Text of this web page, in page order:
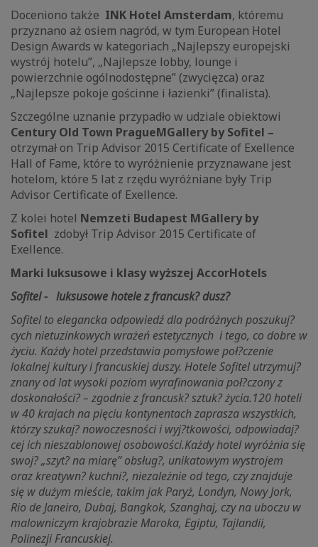
Doceniono także INK Hotel Amsterdam, któremu
przyznano aż osiem nagród, w tym European Hotel
Design Awards w kategoriach „Najlepszy europejski
wystrój hotelu”, „Najlepsze lobby, lounge i
powierzchnie ogólnodostępne” (zwycięzca) oraz
„Najlepsze pokoje gościnne i łazienki” (finalista).
Szczególne uznanie przypadło w udziale obiektowi
Century Old Town PragueMGallery by Sofitel –
otrzymał on Trip Advisor 2015 Certificate of Exellence
Hall of Fame, które to wyróżnienie przyznawane jest
hotelom, które 5 lat z rzędu wyróżniane były Trip
Advisor Certificate of Exellence.
Z kolei hotel Nemzeti Budapest MGallery by
Sofitel zdobył Trip Advisor 2015 Certificate of
Exellence.
Marki luksusowe i klasy wyższej AccorHotels
Sofitel - luksusowe hotele z francusk? dusz?
Sofitel to elegancka odpowiedź dla podróżnych poszukuj?
cych nietuzinkowych wrażeń estetycznych i tego, co dobre w
życiu. Każdy hotel przedstawia pomysłowe poł?czenie
lokalnej kultury i francuskiej duszy. Hotele Sofitel utrzymuj?
znany od lat wysoki poziom wyrafinowania poł?czony z
doskonałości? – zgodnie z francusk? sztuk? życia.120hoteli
w 40 krajach na pięciu kontynentach zaprasza wszystkich,
którzy szukaj? nowoczesności i wyj?tkowości, odpowiadaj?
cej ich nieszablonowej osobowości.Każdy hotel wyróżnia się
swoj? „szyt? na miarę” obsług?, unikatowym wystrojem
oraz kreatywn? kuchni?, niezależnie od tego, czy znajduje
się w dużym mieście, takim jak Paryż, Londyn, Nowy Jork,
Rio de Janeiro, Dubaj, Bangkok, Szanghaj, czy na uboczu w
malowniczym krajobrazie Maroka, Egiptu, Tajlandii,
Polinezji Francuskiej.